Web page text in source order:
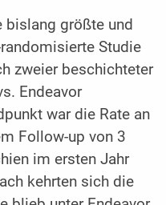
größte und
Studie
zweier beschichteter
Endeavor
war die Rate an
Follow-up von 3
im ersten Jahr
kehrten sich die